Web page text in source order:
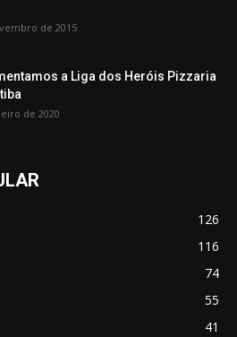
de 2015
a Liga dos Heróis Pizzaria
de 2020
126
116
74
55
41